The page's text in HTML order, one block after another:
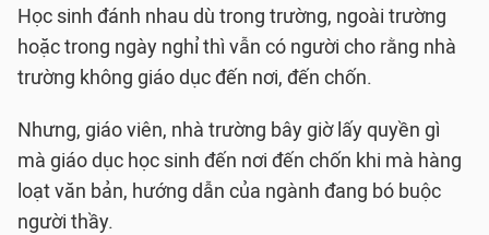
Học sinh đánh nhau dù trong trường, ngoài trường
hoặc trong ngày nghỉ thì vẫn có người cho rằng nhà
trường không giáo dục đến nơi, đến chốn.
Nhưng, giáo viên, nhà trường bây giờ lấy quyền gì
mà giáo dục học sinh đến nơi đến chốn khi mà hàng
loạt văn bản, hướng dẫn của ngành đang bó buộc
người thầy.